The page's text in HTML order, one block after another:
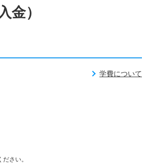
金）
学費について
さい。